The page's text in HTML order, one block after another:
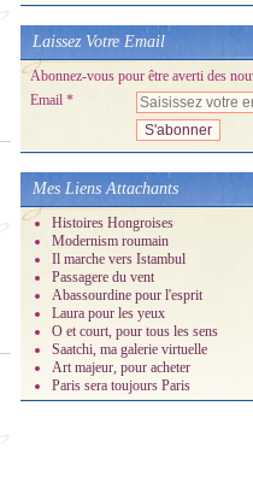
Laissez Votre Email
Abonnez-vous pour être averti des
Email
Mes Liens Attachants
Histoires Hongroises
Modernism roumain
Il marche vers Istambul
Passagere du vent
Abassourdine pour l'esprit
Laura pour les yeux
O et court, pour tous les sens
Saatchi, ma galerie virtuelle
Art majeur, pour acheter
Paris sera toujours Paris